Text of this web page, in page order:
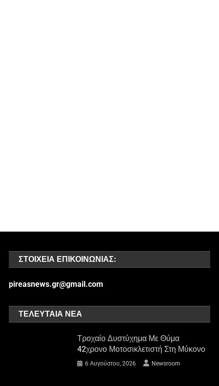
ΣΤΟΙΧΕΊΑ ΕΠΙΚΟΙΝΩΝΊΑΣ:
pireasnews.gr@gmail.com
ΤΕΛΕΥΤΑΊΑ ΝΈΑ
Τροχαίο Δυστύχημα Με Θύμα
42χρονο Μοτοσικλετιστή Στη Μύκονο
6 Αυγούστου, 2026 Newsroom